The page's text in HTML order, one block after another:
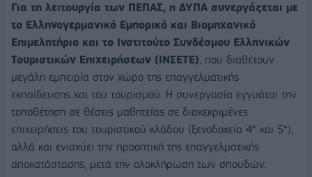
Για τη λειτουργία των ΠΕΠΑΣ, η ΔΥΠΑ συνεργάζεται με
το Ελληνογερμανικό Εμπορικό και Βιομηχανικό
Επιμελητήριο και το Ινστιτούτο Συνδέσμου Ελληνικών
Τουριστικών Επιχειρήσεων (ΙΝΣΕΤΕ), που διαθέτουν
μεγάλη εμπειρία στον χώρο της επαγγελματικής
εκπαίδευσης και του τουρισμού. Η συνεργασία εγγυάται την
τοποθέτηση σε θέσεις μαθητείας σε διακεκριμένες
επιχειρήσεις του τουριστικού κλάδου (ξενοδοχεία 4* και 5*),
αλλά και ενισχύει την προοπτική της επαγγελματικής
αποκατάστασης, μετά την ολοκλήρωση των σπουδών.